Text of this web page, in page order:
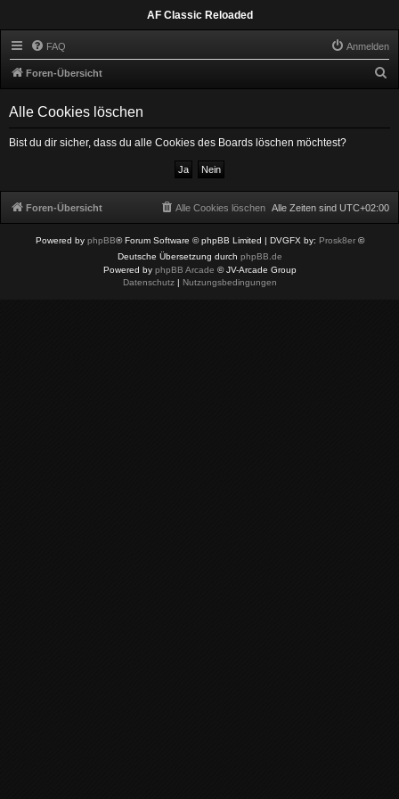
AF Classic Reloaded
FAQ Anmelden
Foren-Übersicht
Alle Cookies löschen
Bist du dir sicher, dass du alle Cookies des Boards löschen möchtest?
Foren-Übersicht Alle Zeiten sind UTC+02:00
Alle Cookies löschen
Powered by phpBB® Forum Software © phpBB Limited | DVGFX by: Prosk8er©
Deutsche Übersetzung durch phpBB.de
Powered by phpBB Arcade © JV-Arcade Group
Datenschutz| Nutzungsbedingungen